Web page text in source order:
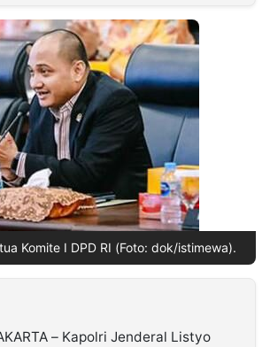
Komite I DPD RI (Foto: dok/istimewa).
– Kapolri Jenderal Listyo